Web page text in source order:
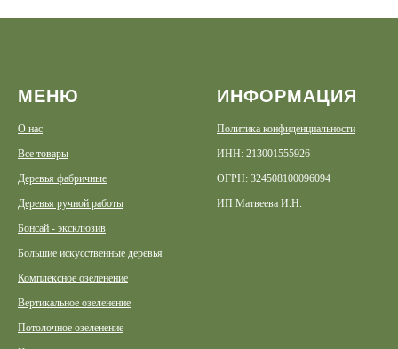
МЕНЮ
О нас
Все товары
Деревья фабричные
Деревья ручной работы
Бонсай - эксклюзив
Большие искусственные деревья
Комплексное озеленение
Вертикальное озеленение
Потолочное озеленение
ИНФОРМАЦИЯ
Политика конфиденциальности
ИНН: 213001555926
ОГРН: 324508100096094
ИП Матвеева И.Н.